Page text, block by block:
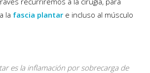
la fascia plantar e incluso al músculo
es la inflamación por sobrecarga de